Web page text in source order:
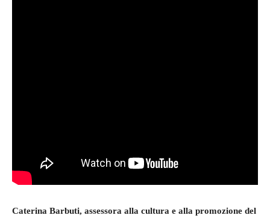
Caterina Barbuti, assessora alla cultura e alla promozione del